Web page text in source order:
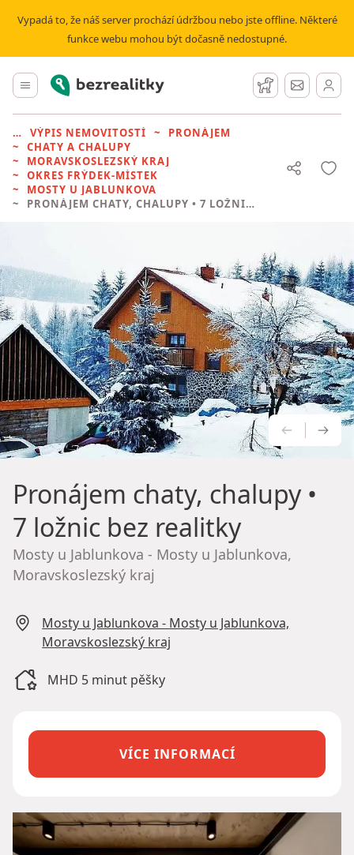
Vypadá to, že náš server prochází údržbou nebo jste offline. Některé
funkce webu mohou být dočasně nedostupné.
Hlavní menu
Bezrealitky Hlídací pes
Zprávy
VÝPIS NEMOVITOSTÍ
PRONÁJEM
CHATY A CHALUPY
MORAVSKOSLEZSKÝ KRAJ
OKRES FRÝDEK-MÍSTEK
MOSTY U JABLUNKOVA
PRONÁJEM CHATY, CHALUPY • 7 LOŽNIC BEZ REALITKY
Pronájem chaty, chalupy•
7 ložnic bez realitky
Mosty u Jablunkova - Mosty u Jablunkova,
Moravskoslezský kraj
Mosty u Jablunkova - Mosty u Jablunkova,
Moravskoslezský kraj
MHD 5 minut pěšky
VÍCE INFORMACÍ